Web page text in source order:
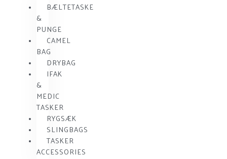
BÆLTETASKE
&
PUNGE
CAMEL
BAG
DRYBAG
IFAK
&
MEDIC
TASKER
RYGSÆK
SLINGBAGS
TASKER
ACCESSORIES